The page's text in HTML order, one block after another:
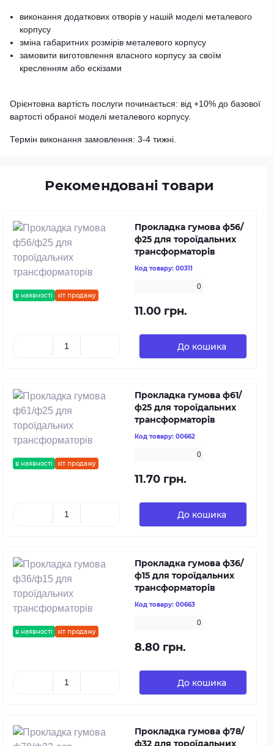
виконання додаткових отворів у нашій моделі металевого
корпусу
зміна габаритних розмірів металевого корпусу
замовити виготовлення власного корпусу за своїм
кресленням або ескізами
Орієнтовна вартість послуги починається: від +10% до базової
вартості обраної моделі металевого корпусу.
Термін виконання замовлення: 3-4 тижні.
Рекомендовані товари
в наявності хіт продажу
Прокладка гумова ф56/
ф25 для тороїдальних
трансформаторів
Код товару: 00311
0
11.00 грн.
До кошика
в наявності хіт продажу
Прокладка гумова ф61/
ф25 для тороїдальних
трансформаторів
Код товару: 00662
0
11.70 грн.
До кошика
в наявності хіт продажу
Прокладка гумова ф36/
ф15 для тороїдальних
трансформаторів
Код товару: 00663
0
8.80 грн.
До кошика
Прокладка гумова ф78/
ф32 для тороїдальних